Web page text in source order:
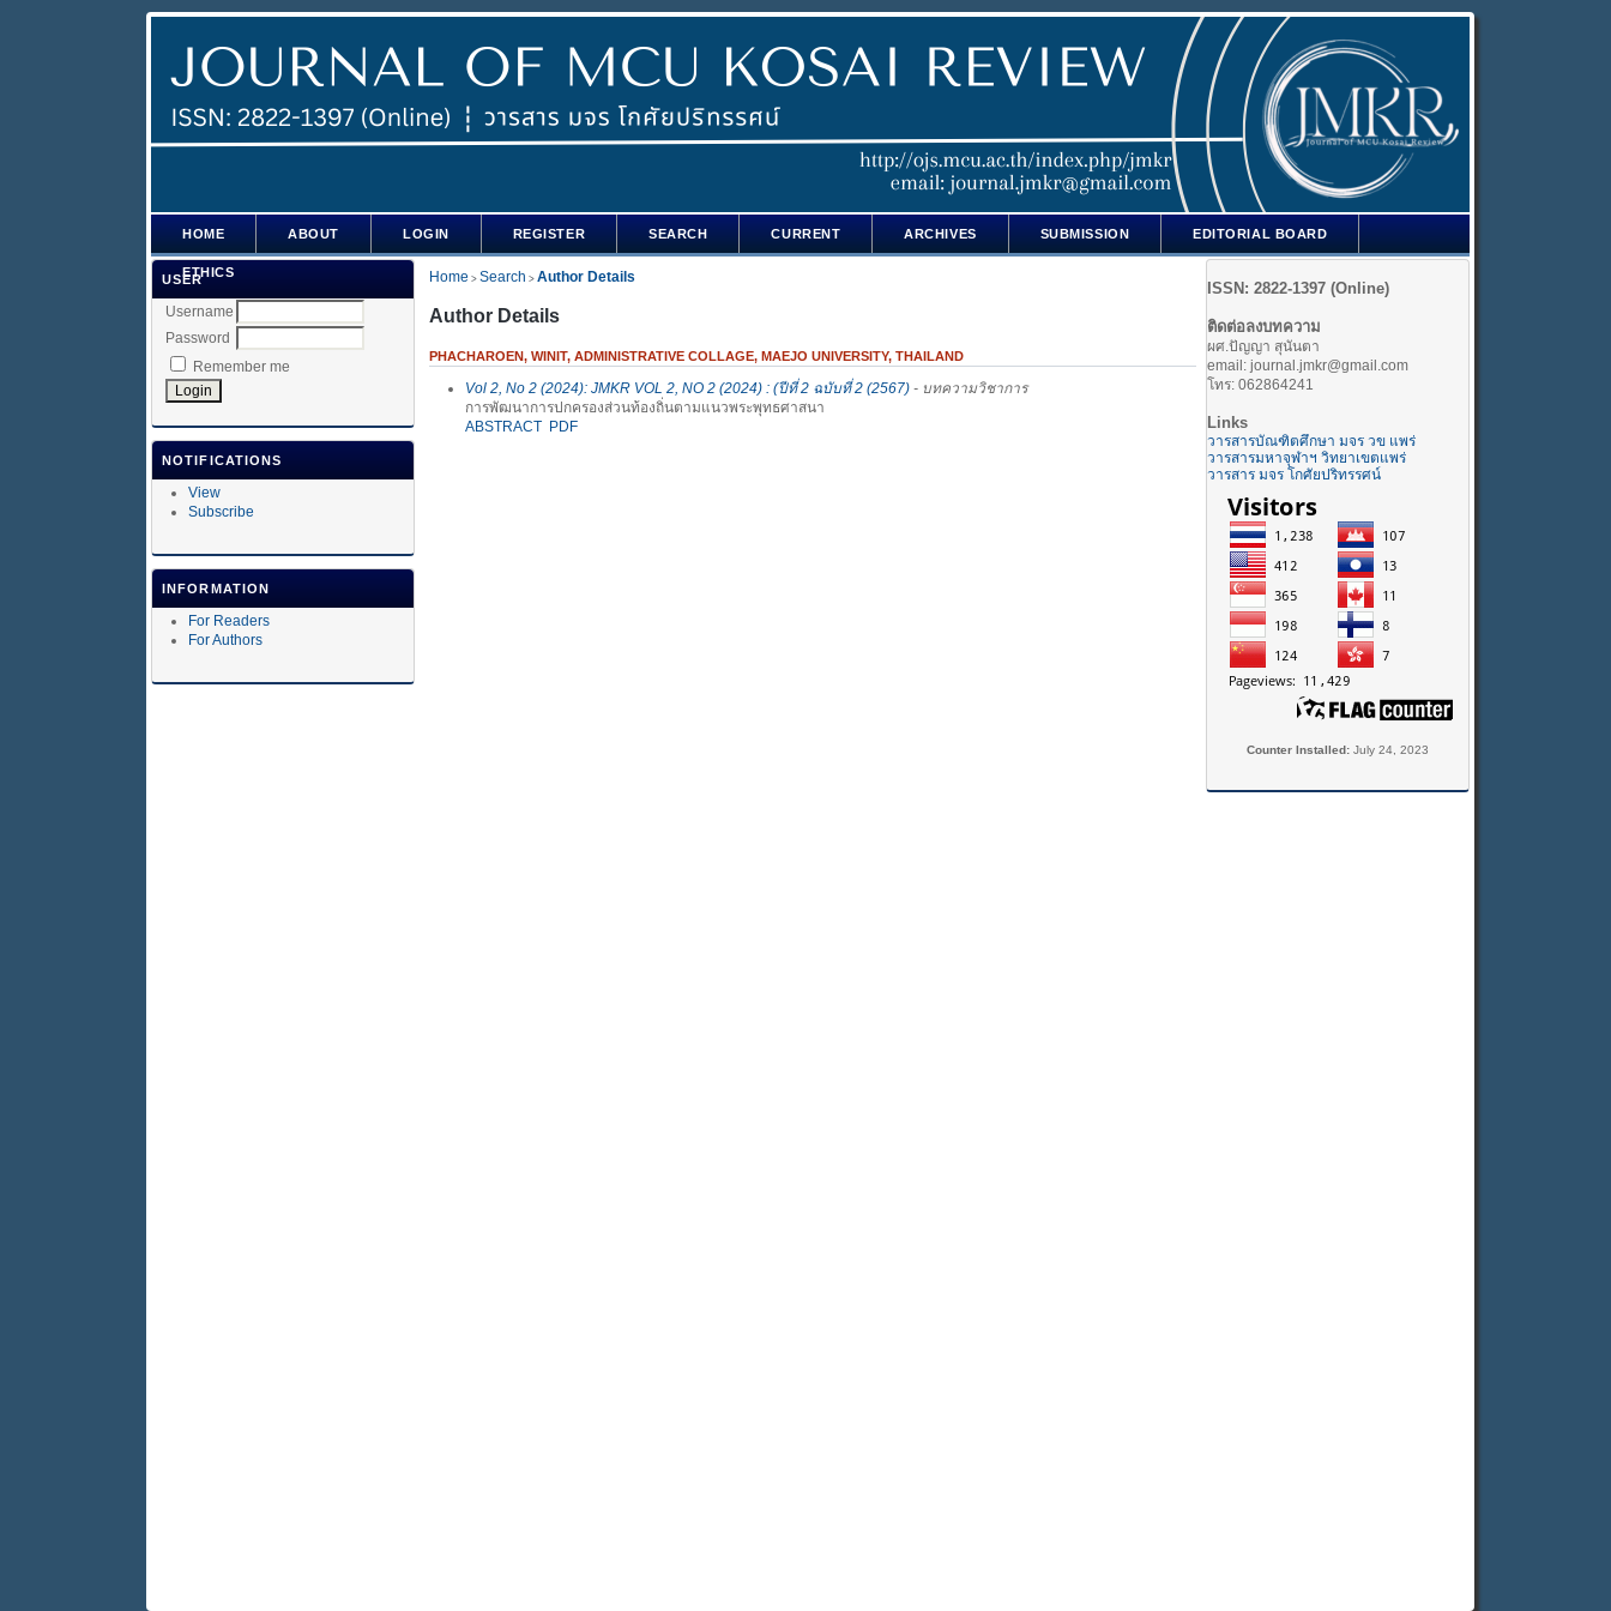
USER
Username
Password
Remember me
NOTIFICATIONS
View
Subscribe
INFORMATION
For Readers
For Authors
ISSN: 2822-1397 (Online)
ติดต่อลงบทความ
ผศ.ปัญญา สุนันตา
email: journal.jmkr@gmail.com
โทร: 062864241
Links
วารสารบัณฑิตศึกษา มจร วข แพร่
วารสารมหาจุฬาฯ วิทยาเขตแพร่
วารสาร มจร โกศัยปริทรรศน์
Counter Installed: July 24, 2023
HOME ABOUT LOGIN REGISTER SEARCH CURRENT ARCHIVES SUBMISSION EDITORIAL BOARD
ETHICS Home > Search > Author Details
Author Details
PHACHAROEN, WINIT, ADMINISTRATIVE COLLAGE, MAEJO UNIVERSITY, THAILAND
Vol 2, No 2 (2024): JMKR VOL 2, NO 2 (2024) : (ปีที่ 2 ฉบับที่ 2 (2567) - บทความวิชาการ
การพัฒนาการปกครองส่วนท้องถิ่นตามแนวพระพุทธศาสนา
ABSTRACT PDF